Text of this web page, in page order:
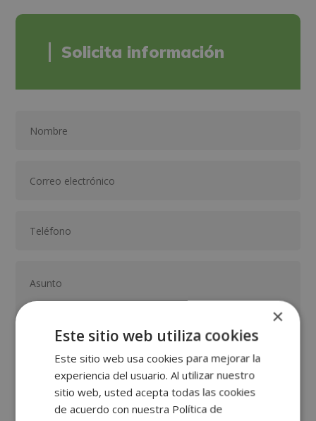
Solicita información
GRUPO TARRACO DE ESCUELAS DE FORMACIÓN DE POSTGRADO, S.L., CIF:
B01589969, Domicilio: C/ Amadeu Vives, 5, Bloque 1 - Bajo C, 43481, La
Pineda, Tarragona.
Finalidad del Tratamiento: Tratamos la información que nos facilita con el
fin de enviarle correos electrónicos de tipo comercial relacionado con
los productos ofrecidos y otros tipo de productos que fueran de su
×
Este sitio web utiliza cookies
Este sitio web usa cookies para mejorar la
experiencia del usuario. Al utilizar nuestro
sitio web, usted acepta todas las cookies
de acuerdo con nuestra Política de